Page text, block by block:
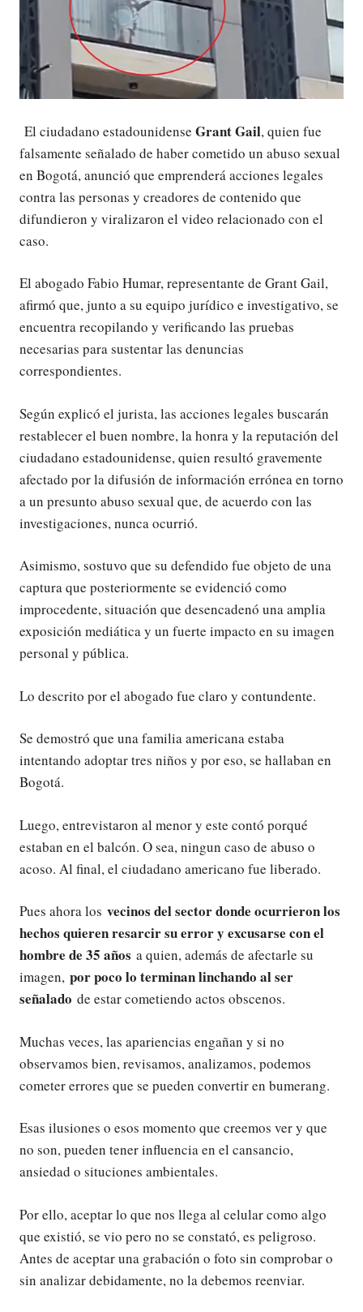
El ciudadano estadounidense Grant Gail, quien fue
falsamente señalado de haber cometido un abuso sexual
en Bogotá, anunció que emprenderá acciones legales
contra las personas y creadores de contenido que
difundieron y viralizaron el video relacionado con el
caso.
El abogado Fabio Humar, representante de Grant Gail,
afirmó que, junto a su equipo jurídico e investigativo, se
encuentra recopilando y verificando las pruebas
necesarias para sustentar las denuncias
correspondientes.
Según explicó el jurista, las acciones legales buscarán
restablecer el buen nombre, la honra y la reputación del
ciudadano estadounidense, quien resultó gravemente
afectado por la difusión de información errónea en torno
a un presunto abuso sexual que, de acuerdo con las
investigaciones, nunca ocurrió.
Asimismo, sostuvo que su defendido fue objeto de una
captura que posteriormente se evidenció como
improcedente, situación que desencadenó una amplia
exposición mediática y un fuerte impacto en su imagen
personal y pública.
Lo descrito por el abogado fue claro y contundente.
Se demostró que una familia americana estaba
intentando adoptar tres niños y por eso, se hallaban en
Bogotá.
Luego, entrevistaron al menor y este contó porqué
estaban en el balcón. O sea, ningun caso de abuso o
acoso. Al final, el ciudadano americano fue liberado.
Pues ahora los vecinos del sector donde ocurrieron los
hechos quieren resarcir su error y excusarse con el
hombre de 35 años a quien, además de afectarle su
imagen, por poco lo terminan linchando al ser
señalado de estar cometiendo actos obscenos.
Muchas veces, las apariencias engañan y si no
observamos bien, revisamos, analizamos, podemos
cometer errores que se pueden convertir en bumerang.
Esas ilusiones o esos momento que creemos ver y que
no son, pueden tener influencia en el cansancio,
ansiedad o situciones ambientales.
Por ello, aceptar lo que nos llega al celular como algo
que existió, se vio pero no se constató, es peligroso.
Antes de aceptar una grabación o foto sin comprobar o
sin analizar debidamente, no la debemos reenviar.